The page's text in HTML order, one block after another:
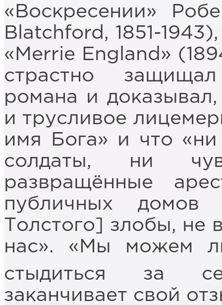
«Воскресении»
Blatchford, 1851-
«Merrie England»
страстно
романа и
и трусливое
имя Бога» и что
солдаты, ни
развращённые
публичных
Толстого] злобы,
нас». «Мы можем
стыдиться за
заканчивает свой